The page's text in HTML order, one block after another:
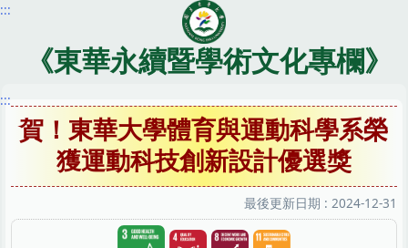
跳
內
區
:::
《東華永續暨學術文化專欄》
:::
賀！東華大學體育與運動科學系榮
獲運動科技創新設計優選獎
最後更新日期 : 2024-12-31